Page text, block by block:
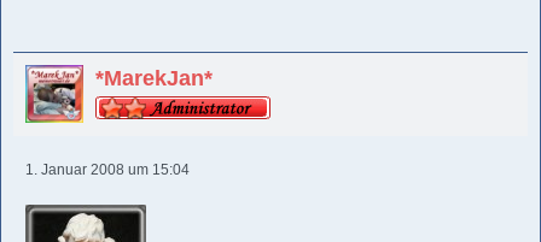
*MarekJan*
1. Januar 2008 um 15:04